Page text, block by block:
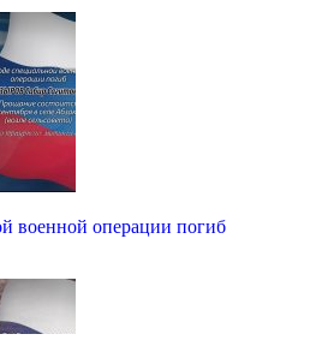
военной операции погиб